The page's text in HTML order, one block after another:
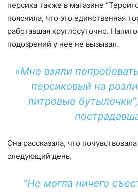
персика также в магазине
пояснила, что это единственная
работавшая круглосуточно.
подозрений у нее не вызывал.
«Мне взяли
персиковый на
литровые
Она рассказала, что
следующий день.
“Не могла ничего